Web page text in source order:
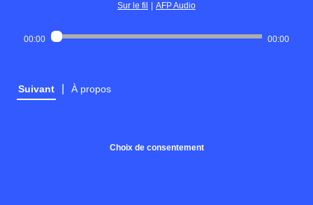
Sur le fil AFP Audio
00:00 00:00
Suivant À propos
Choix de consentement